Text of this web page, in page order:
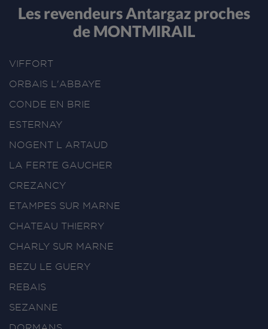
Les revendeurs Antargaz proches
de MONTMIRAIL
VIFFORT
ORBAIS L'ABBAYE
CONDE EN BRIE
ESTERNAY
NOGENT L ARTAUD
LA FERTE GAUCHER
CREZANCY
ETAMPES SUR MARNE
CHATEAU THIERRY
CHARLY SUR MARNE
BEZU LE GUERY
REBAIS
SEZANNE